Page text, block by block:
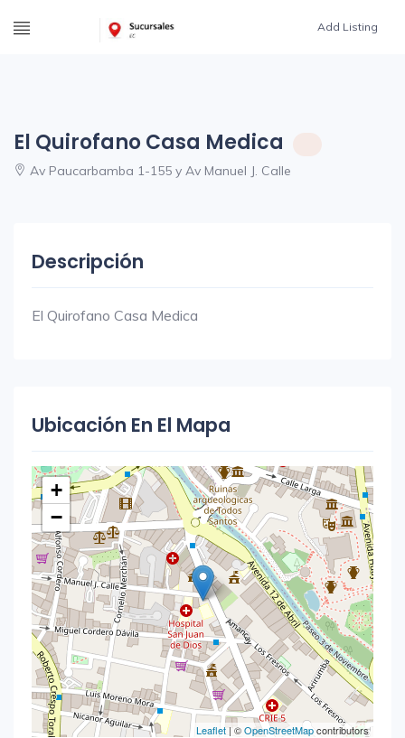
Add Listing
El Quirofano Casa Medica
Av Paucarbamba 1-155 y Av Manuel J. Calle
Descripción
El Quirofano Casa Medica
Ubicación En El Mapa
+
−
Leaflet | ©OpenStreetMapcontributors